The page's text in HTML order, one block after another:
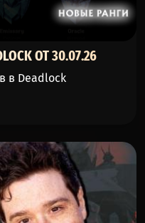
ОТ 30.07.26
в Deadlock